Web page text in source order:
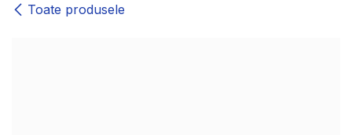
Toate produsele